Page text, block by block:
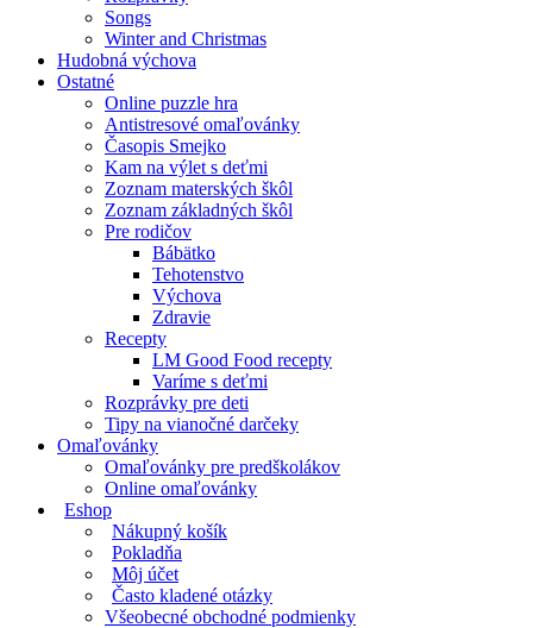
Songs
Winter and Christmas
Hudobná výchova
Ostatné
Online puzzle hra
Antistresové omaľovánky
Časopis Smejko
Kam na výlet s deťmi
Zoznam materských škôl
Zoznam základných škôl
Pre rodičov
Bábätko
Tehotenstvo
Výchova
Zdravie
Recepty
LM Good Food recepty
Varíme s deťmi
Rozprávky pre deti
Tipy na vianočné darčeky
Omaľovánky
Omaľovánky pre predškolákov
Online omaľovánky
Eshop
Nákupný košík
Pokladňa
Môj účet
Často kladené otázky
Všeobecné obchodné podmienky